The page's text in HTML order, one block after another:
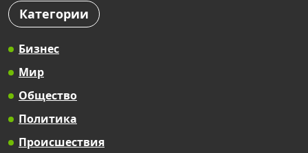
Категории
Бизнес
Мир
Общество
Политика
Происшествия